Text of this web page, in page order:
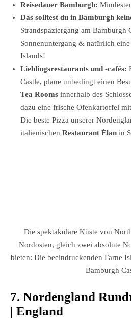
Reisedauer Bamburgh:
Das solltest du in Bamburgh
Strandspaziergang am Bamburgh
Sonnenuntergang & natürlich
Islands!
Lieblingsrestaurants und -cafés:
Castle, plane unbedingt einen
Tea Rooms innerhalb des
dazu eine frische Ofenkartoffel
Die beste Pizza unserer
italienischen Restaurant Élan in
Die spektakuläre Küste von
Nordosten, gleich zwei absolute
bieten: Die beeindruckenden Farne
Bamburgh
7. Nordengland
| England